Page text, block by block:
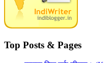
Top Posts & Pages